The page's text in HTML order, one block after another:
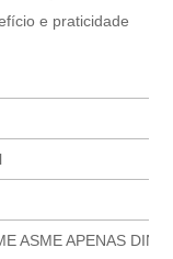
e praticidade
ASME APENAS DIN